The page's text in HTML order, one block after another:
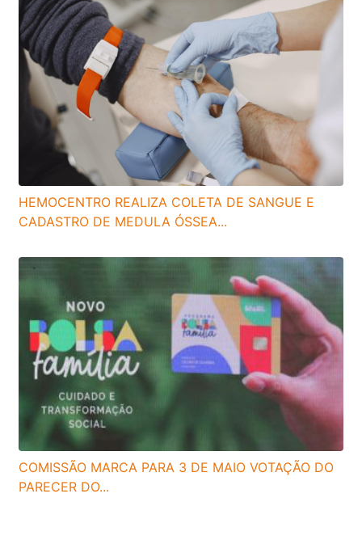
HEMOCENTRO REALIZA COLETA DE SANGUE E
CADASTRO DE MEDULA ÓSSEA...
COMISSÃO MARCA PARA 3 DE MAIO VOTAÇÃO DO
PARECER DO...